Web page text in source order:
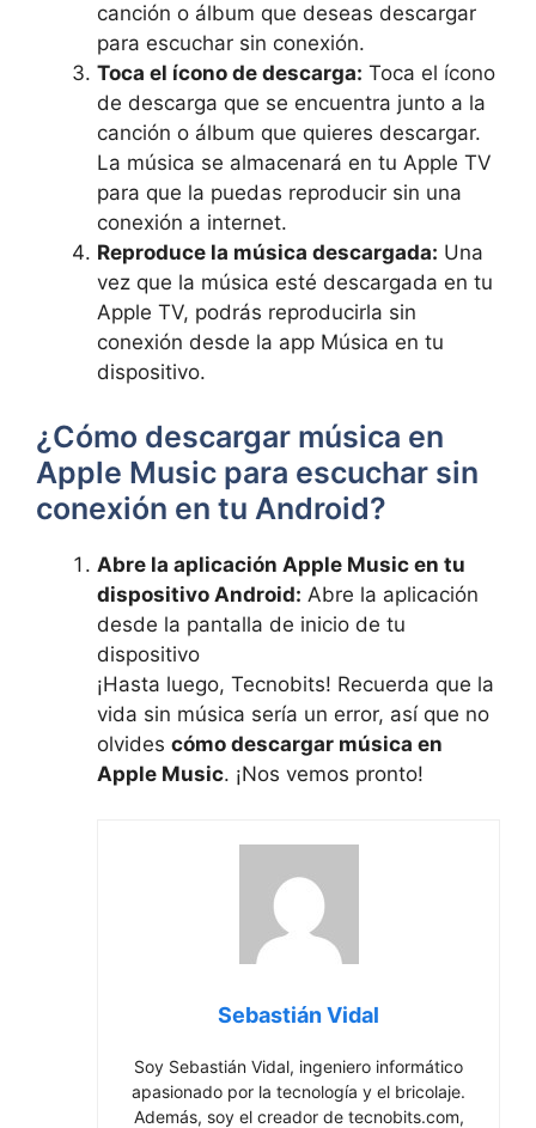
canción o álbum que deseas descargar
para‌ escuchar sin conexión.
Toca el ícono ⁣de descarga: Toca el ícono
⁣de⁢ descarga que se encuentra junto a la
canción o álbum‌ que quieres descargar.
La música se almacenará ⁢en tu Apple TV⁤
para que⁤ la​ puedas reproducir sin una​
conexión ⁣a internet.
Reproduce la música⁤ descargada: Una
vez ‍que ‍la música esté descargada en tu
Apple TV, podrás reproducirla sin
⁤conexión desde la app​ Música ‍en tu
dispositivo.
¿Cómo descargar música en
Apple Music para escuchar sin
conexión en tu⁢ Android?
Abre la aplicación Apple Music en ‌tu
dispositivo Android: Abre ​la ‍aplicación
desde la​ pantalla de inicio⁣ de tu
dispositivo⁣
¡Hasta luego, Tecnobits! Recuerda​ que la
vida sin⁢ música sería ​un error,⁢ así que no
olvides cómo descargar música en
Apple Music. ​¡Nos vemos⁢ pronto!
Sebastián Vidal
Soy Sebastián Vidal, ingeniero informático
apasionado por la tecnología y el bricolaje.
Además, soy el creador de tecnobits.com,